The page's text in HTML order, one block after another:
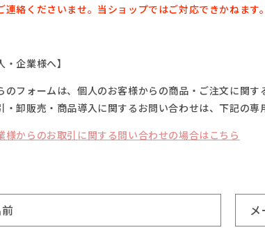
連絡くださいませ。 当ショップではご対応できかねます。
・企業様へ】
のフォームは、個人のお客様からの商品・ご注文に関す
・卸販売・商品導入に関するお問い合わせは、下記の専
様からのお取引に関する問い合わせの場合はこちら